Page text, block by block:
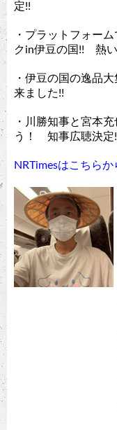
定!!
・プラットフォー
クin伊豆の国!! 熱
・伊豆の国の逸品
来ました!!
・川勝知事と宮本
う！ 知事広聴決定
NRTimesはこちらか